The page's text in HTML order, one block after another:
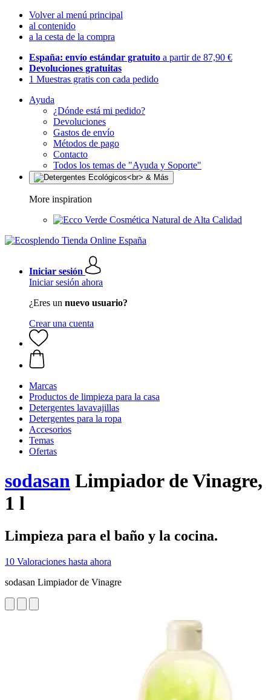
Volver al menú principal
al contenido
a la cesta de la compra
España: envío estándar gratuito a partir de 87,90 €
Devoluciones gratuitas
1 Muestras gratis con cada pedido
Ayuda
¿Dónde está mi pedido?
Devoluciones
Gastos de envío
Métodos de pago
Contacto
Todos los temas de "Ayuda y Soporte"
More inspiration
Cosmética Natural de Alta Calidad
Iniciar sesión
Iniciar sesión ahora
¿Eres un nuevo usuario?
Crear una cuenta
Marcas
Productos de limpieza para la casa
Detergentes lavavajillas
Detergentes para la ropa
Accesorios
Temas
Ofertas
sodasan Limpiador de Vinagre,
1 l
Limpieza para el baño y la cocina.
10 Valoraciones hasta ahora
sodasan Limpiador de Vinagre